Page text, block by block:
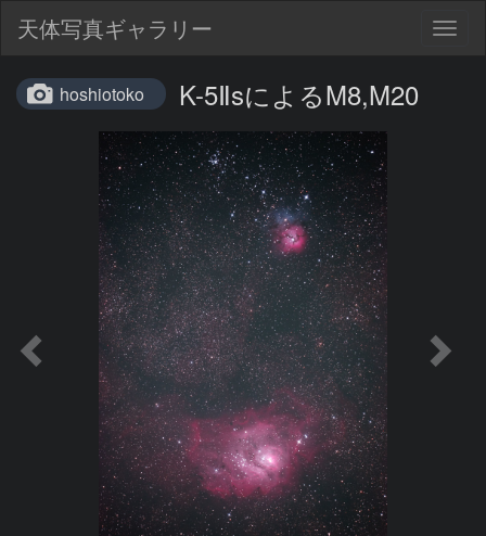
天体写真ギャラリー
hoshiotoko K-5ⅡsによるM8,M20